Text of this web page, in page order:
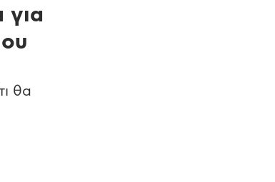
για
θα